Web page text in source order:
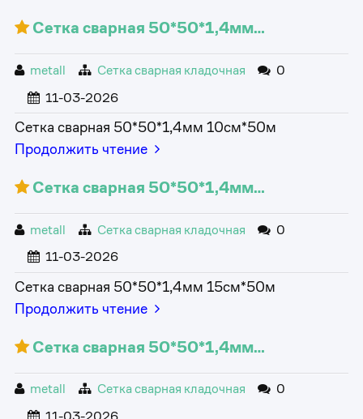
Сетка сварная 50*50*1,4мм…
metall Сетка сварная кладочная
0
11-03-2026
Сетка сварная 50*50*1,4мм 10см*50м
Продолжить чтение
Сетка сварная 50*50*1,4мм…
metall Сетка сварная кладочная
0
11-03-2026
Сетка сварная 50*50*1,4мм 15см*50м
Продолжить чтение
Сетка сварная 50*50*1,4мм…
metall Сетка сварная кладочная
0